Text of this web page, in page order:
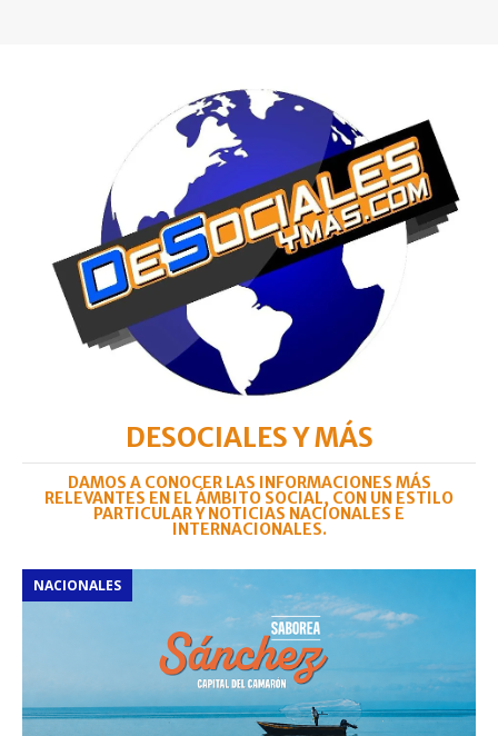
DESOCIALES Y MÁS
DAMOS A CONOCER LAS INFORMACIONES MÁS
RELEVANTES EN EL ÁMBITO SOCIAL, CON UN ESTILO
PARTICULAR Y NOTICIAS NACIONALES E
INTERNACIONALES.
NACIONALES